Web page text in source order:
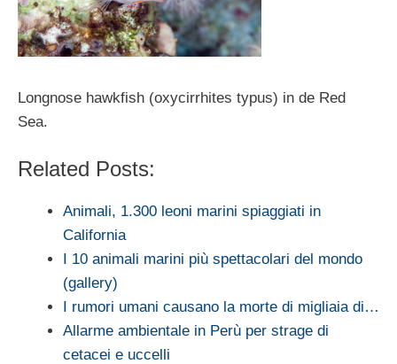
Longnose hawkfish (oxycirrhites typus) in de Red
Sea.
Related Posts:
Animali, 1.300 leoni marini spiaggiati in
California
I 10 animali marini più spettacolari del mondo
(gallery)
I rumori umani causano la morte di migliaia di…
Allarme ambientale in Perù per strage di
cetacei e uccelli